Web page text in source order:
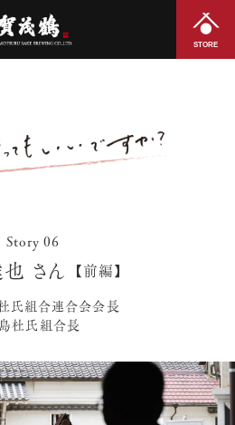
STORE
Story 06
さん 【前編】
氏組合連合会会長
杜氏組合長